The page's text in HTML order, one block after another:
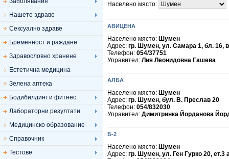
Нашето здраве
Сексуално здраве
Бременност и раждане
Здравословно хранене
Естетична медицина
Зелена аптека
Бодибилдинг и фитнес
Лабораторни резултати
Медицинско образование
Справочник
Тестове
Населено място:
АВИЦЕНА
Населено място: Шумен
Адрес: гр. Шумен, ул. Самара 1, бл. 16,
Телефон: 054/37751
Управител: Лия Леонидовна Гашева
АЛБА
Населено място: Шумен
Адрес: гр. Шумен, бул. В. Преслав 20
Телефон: 054/832030
Управител: Димитринка Йорданова
Б-2
Населено място: Шумен
Адрес: гр. Шумен, ул. Ген Гурко 20, ет.3